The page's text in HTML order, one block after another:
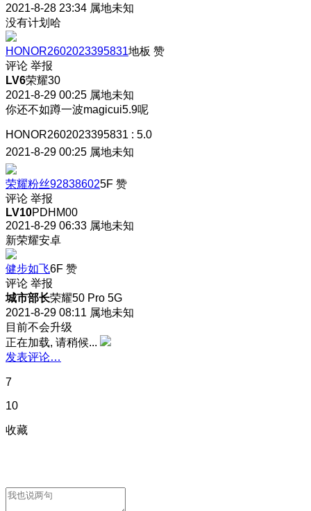
2021-8-28 23:34 属地未知
没有计划哈
HONOR2602023395831地板 赞
评论 举报
LV6荣耀30
2021-8-29 00:25 属地未知
你还不如蹲一波magicui5.9呢
HONOR2602023395831 : 5.0
2021-8-29 00:25 属地未知
荣耀粉丝928386025F 赞
评论 举报
LV10PDHM00
2021-8-29 06:33 属地未知
新荣耀安卓
健步如飞6F 赞
评论 举报
城市部长荣耀50 Pro 5G
2021-8-29 08:11 属地未知
目前不会升级
正在加载, 请稍候...
发表评论…
7
10
收藏